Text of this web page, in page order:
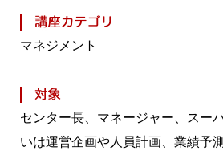
マネジメント
センター長、マネージャー、スー
いは運営企画や人員計画、業績予